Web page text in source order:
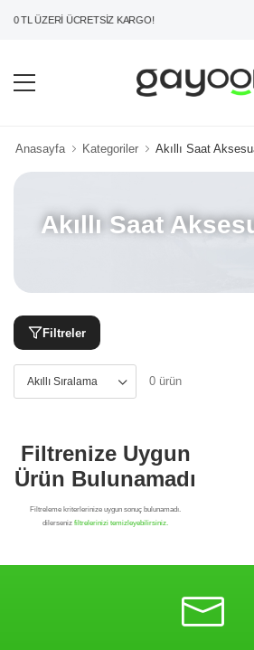
TL ÜZERİ ÜCRETSİZ KARGO!
Anasayfa Kategoriler Akıllı Saat
Akıllı Saat
Filtreler
0 ürün